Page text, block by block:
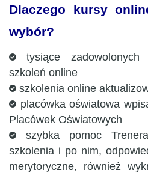
Dlaczego kursy
wybór?
tysiące zadowolonych
szkoleń online
szkolenia online
placówka oświatowa
Placówek Oświatowych
szybka pomoc
szkolenia i po nim,
merytoryczne, również